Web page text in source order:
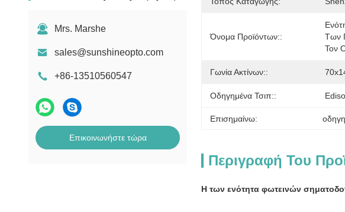
Mrs. Marshe
sales@sunshineopto.com
+86-13510560547
Επικοινωνήστε τώρα
Όνομα Προϊόντων::
Των
Τον
Γωνία Ακτίνων::
Οδηγημένα Τσιπ::
Επισημαίνω:
Περιγραφή Του
Η των ενότητα φωτεινών